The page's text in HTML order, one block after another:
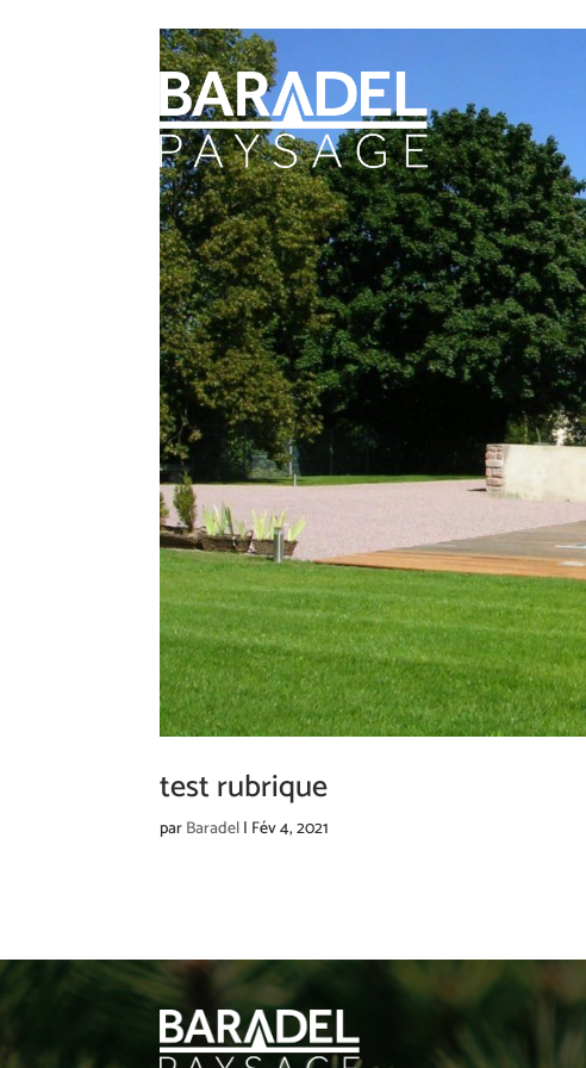
test rubrique
parBaradel| Fév 4, 2021